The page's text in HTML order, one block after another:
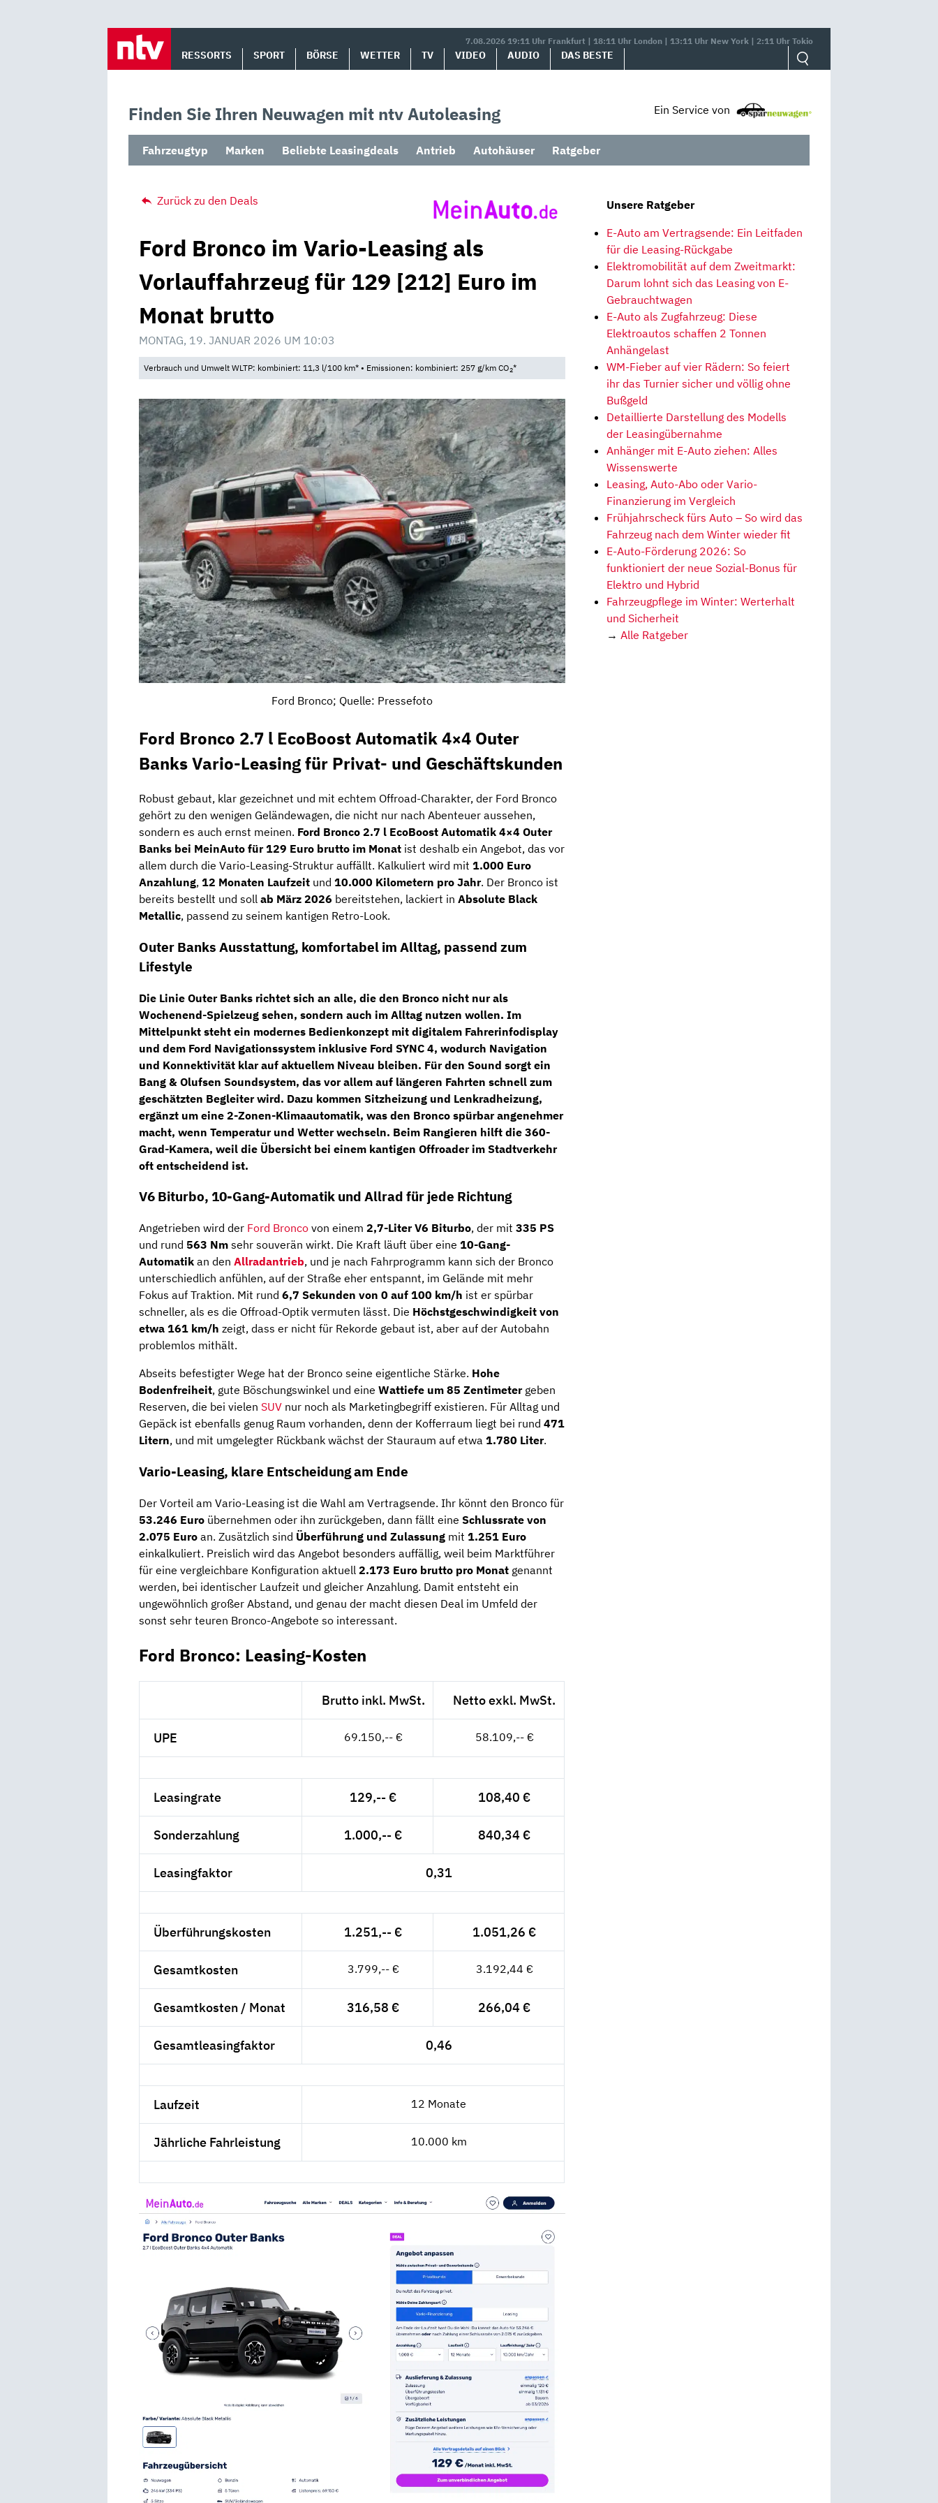
7.08.2026 19:11 Uhr Frankfurt | 18:11 Uhr London | 13:11 Uhr New York | 2:11 Uhr Tokio
RESSORTS SPORT BÖRSE WETTER TV VIDEO AUDIO DAS BESTE
Finden Sie Ihren Neuwagen mit ntv Autoleasing Ein Service von
Fahrzeugtyp Marken Beliebte Leasingdeals Antrieb Autohäuser Ratgeber
Zurück zu den Deals
Ford Bronco im Vario-Leasing als
Vorlauffahrzeug für 129 [212] Euro im
Monat brutto
MONTAG, 19. JANUAR 2026 UM 10:03
Verbrauch und Umwelt WLTP: kombiniert: 11,3 l/100 km* • Emissionen: kombiniert: 257 g/km CO2*
Ford Bronco; Quelle: Pressefoto
Ford Bronco 2.7 l EcoBoost Automatik 4×4 Outer
Banks Vario-Leasing für Privat- und Geschäftskunden
Robust gebaut, klar gezeichnet und mit echtem Offroad-Charakter, der Ford Bronco
gehört zu den wenigen Geländewagen, die nicht nur nach Abenteuer aussehen,
sondern es auch ernst meinen. Ford Bronco 2.7 l EcoBoost Automatik 4×4 Outer
Banks bei MeinAuto für 129 Euro brutto im Monat ist deshalb ein Angebot, das vor
allem durch die Vario-Leasing-Struktur auffällt. Kalkuliert wird mit 1.000 Euro
Anzahlung, 12 Monaten Laufzeit und 10.000 Kilometern pro Jahr. Der Bronco ist
bereits bestellt und soll ab März 2026 bereitstehen, lackiert in Absolute Black
Metallic, passend zu seinem kantigen Retro-Look.
Outer Banks Ausstattung, komfortabel im Alltag, passend zum
Lifestyle
Die Linie Outer Banks richtet sich an alle, die den Bronco nicht nur als
Wochenend-Spielzeug sehen, sondern auch im Alltag nutzen wollen. Im
Mittelpunkt steht ein modernes Bedienkonzept mit digitalem Fahrerinfodisplay
und dem Ford Navigationssystem inklusive Ford SYNC 4, wodurch Navigation
und Konnektivität klar auf aktuellem Niveau bleiben. Für den Sound sorgt ein
Bang & Olufsen Soundsystem, das vor allem auf längeren Fahrten schnell zum
geschätzten Begleiter wird. Dazu kommen Sitzheizung und Lenkradheizung,
ergänzt um eine 2-Zonen-Klimaautomatik, was den Bronco spürbar angenehmer
macht, wenn Temperatur und Wetter wechseln. Beim Rangieren hilft die 360-
Grad-Kamera, weil die Übersicht bei einem kantigen Offroader im Stadtverkehr
oft entscheidend ist.
V6 Biturbo, 10-Gang-Automatik und Allrad für jede Richtung
Angetrieben wird der Ford Bronco von einem 2,7-Liter V6 Biturbo, der mit 335 PS
und rund 563 Nm sehr souverän wirkt. Die Kraft läuft über eine 10-Gang-
Automatik an den Allradantrieb, und je nach Fahrprogramm kann sich der Bronco
unterschiedlich anfühlen, auf der Straße eher entspannt, im Gelände mit mehr
Fokus auf Traktion. Mit rund 6,7 Sekunden von 0 auf 100 km/h ist er spürbar
schneller, als es die Offroad-Optik vermuten lässt. Die Höchstgeschwindigkeit von
etwa 161 km/h zeigt, dass er nicht für Rekorde gebaut ist, aber auf der Autobahn
problemlos mithält.
Abseits befestigter Wege hat der Bronco seine eigentliche Stärke. Hohe
Bodenfreiheit, gute Böschungswinkel und eine Wattiefe um 85 Zentimetergeben
Reserven, die bei vielen SUV nur noch als Marketingbegriff existieren. Für Alltag und
Gepäck ist ebenfalls genug Raum vorhanden, denn der Kofferraum liegt bei rund 471
Litern, und mit umgelegter Rückbank wächst der Stauraum auf etwa 1.780 Liter.
Vario-Leasing, klare Entscheidung am Ende
Der Vorteil am Vario-Leasing ist die Wahl am Vertragsende. Ihr könnt den Bronco für
53.246 Euro übernehmen oder ihn zurückgeben, dann fällt eine Schlussrate von
2.075 Euro an. Zusätzlich sind Überführung und Zulassung mit 1.251 Euro
einkalkuliert. Preislich wird das Angebot besonders auffällig, weil beim Marktführer
für eine vergleichbare Konfiguration aktuell 2.173 Euro brutto pro Monat genannt
werden, bei identischer Laufzeit und gleicher Anzahlung. Damit entsteht ein
ungewöhnlich großer Abstand, und genau der macht diesen Deal im Umfeld der
sonst sehr teuren Bronco-Angebote so interessant.
Ford Bronco: Leasing-Kosten
Brutto inkl. MwSt. Netto exkl. MwSt.
UPE 69.150,-- € 58.109,-- €
Leasingrate 129,-- € 108,40 €
Sonderzahlung 1.000,-- € 840,34 €
Leasingfaktor 0,31
Überführungskosten 1.251,-- € 1.051,26 €
Gesamtkosten 3.799,-- € 3.192,44 €
Gesamtkosten / Monat 316,58 € 266,04 €
Gesamtleasingfaktor 0,46
Laufzeit 12 Monate
Jährliche Fahrleistung 10.000 km
Unsere Ratgeber
E-Auto am Vertragsende: Ein Leitfaden
für die Leasing-Rückgabe
Elektromobilität auf dem Zweitmarkt:
Darum lohnt sich das Leasing von E-
Gebrauchtwagen
E-Auto als Zugfahrzeug: Diese
Elektroautos schaffen 2 Tonnen
Anhängelast
WM-Fieber auf vier Rädern: So feiert
ihr das Turnier sicher und völlig ohne
Bußgeld
Detaillierte Darstellung des Modells
der Leasingübernahme
Anhänger mit E-Auto ziehen: Alles
Wissenswerte
Leasing, Auto-Abo oder Vario-
Finanzierung im Vergleich
Frühjahrscheck fürs Auto – So wird das
Fahrzeug nach dem Winter wieder fit
E-Auto-Förderung 2026: So
funktioniert der neue Sozial-Bonus für
Elektro und Hybrid
Fahrzeugpflege im Winter: Werterhalt
und Sicherheit
→ Alle Ratgeber